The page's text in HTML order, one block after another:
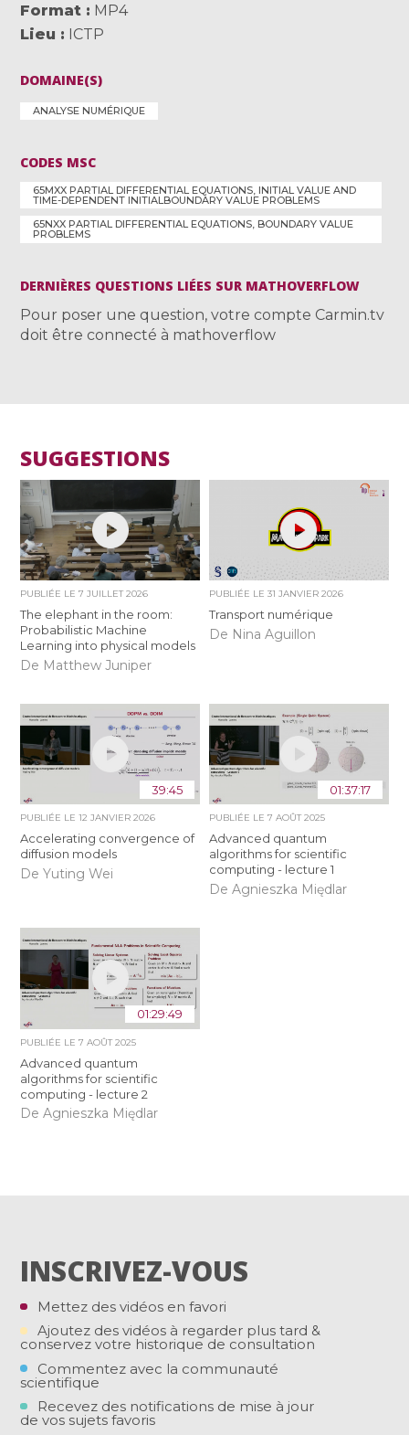
Format
MP4
Lieu
ICTP
DOMAINE(S)
ANALYSE NUMÉRIQUE
CODES MSC
65MXX PARTIAL DIFFERENTIAL EQUATIONS, INITIAL VALUE AND
TIME-DEPENDENT INITIALBOUNDARY VALUE PROBLEMS
65NXX PARTIAL DIFFERENTIAL EQUATIONS, BOUNDARY VALUE
PROBLEMS
DERNIÈRES QUESTIONS LIÉES SUR MATHOVERFLOW
Pour poser une question, votre compte Carmin.tv
doit être connecté à mathoverflow
SUGGESTIONS
PUBLIÉE LE7 JUILLET 2026
The elephant in the room:
Probabilistic Machine
Learning into physical models
De Matthew Juniper
PUBLIÉE LE 31 JANVIER 2026
Transport numérique
De Nina Aguillon
39:45
PUBLIÉE LE12 JANVIER 2026
Accelerating convergence of
diffusion models
De Yuting Wei
01:37:17
PUBLIÉE LE 7 AOÛT 2025
Advanced quantum
algorithms for scientific
computing - lecture 1
De Agnieszka Międlar
01:29:49
PUBLIÉE LE7 AOÛT 2025
Advanced quantum
algorithms for scientific
computing - lecture 2
De Agnieszka Międlar
INSCRIVEZ-VOUS
Mettez des vidéos en favori
Ajoutez des vidéos à regarder plus tard &
conservez votre historique de consultation
Commentez avec la communauté
scientifique
Recevez des notifications de mise à jour
de vos sujets favoris